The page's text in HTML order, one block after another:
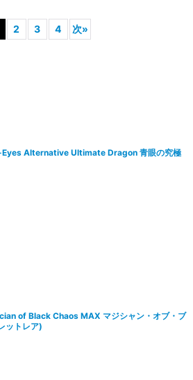
2 3 4 次»
Alternative Ultimate Dragon 青眼の究極
of Black Chaos MAX マジシャン・オブ・ブ
ットレア)